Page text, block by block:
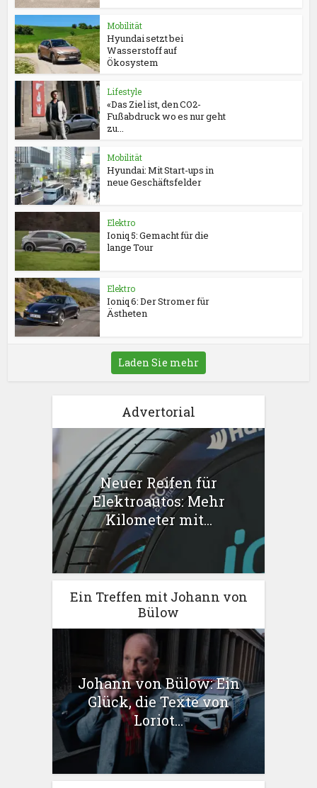
Mobilität
Hyundai setzt bei
Wasserstoff auf
Ökosystem
Lifestyle
«Das Ziel ist, den CO2-
Fußabdruck wo es nur geht
zu...
Mobilität
Hyundai: Mit Start-ups in
neue Geschäftsfelder
Elektro
Ioniq 5: Gemacht für die
lange Tour
Elektro
Ioniq 6: Der Stromer für
Ästheten
Laden Sie mehr
Advertorial
Neuer Reifen für
Elektroautos: Mehr
Kilometer mit...
Ein Treffen mit Johann von
Bülow
Johann von Bülow: Ein
Glück, die Texte von
Loriot...